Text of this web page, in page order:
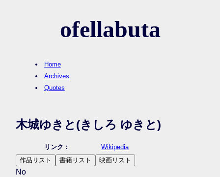
ofellabuta
Home
Archives
Quotes
木城ゆきと (きしろ ゆきと)
リンク：
Wikipedia
作品リスト
書籍リスト 映画リスト
No